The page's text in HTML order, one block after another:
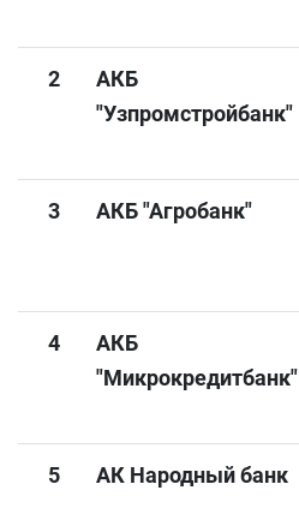
2
АКБ
"Узпромстройбанк"
3 АКБ "Агробанк"
4
АКБ
"Микрокредитбанк"
5 АК Народный банк